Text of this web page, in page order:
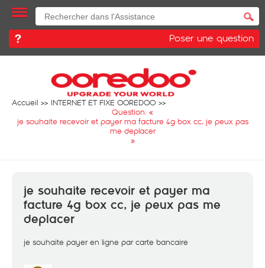
Poser une question
Accueil
INTERNET ET FIXE OOREDOO
Question: «
je souhaite recevoir et payer ma facture 4g box cc, je peux pas
me deplacer
»
je souhaite recevoir et payer ma
facture 4g box cc, je peux pas me
deplacer
je souhaite payer en ligne par carte bancaire